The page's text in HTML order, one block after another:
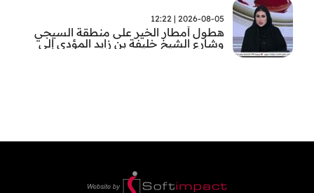
2026-08-05 | 12:22
هطول أمطار الخير على منطقة السيجي
وشارع الشيخ خليفة بن زايد المؤدي إلى